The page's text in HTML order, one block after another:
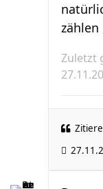
zählen
Zuletzt